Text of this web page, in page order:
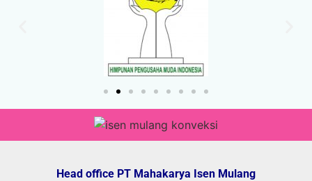
Head office PT Mahakarya Isen Mulang